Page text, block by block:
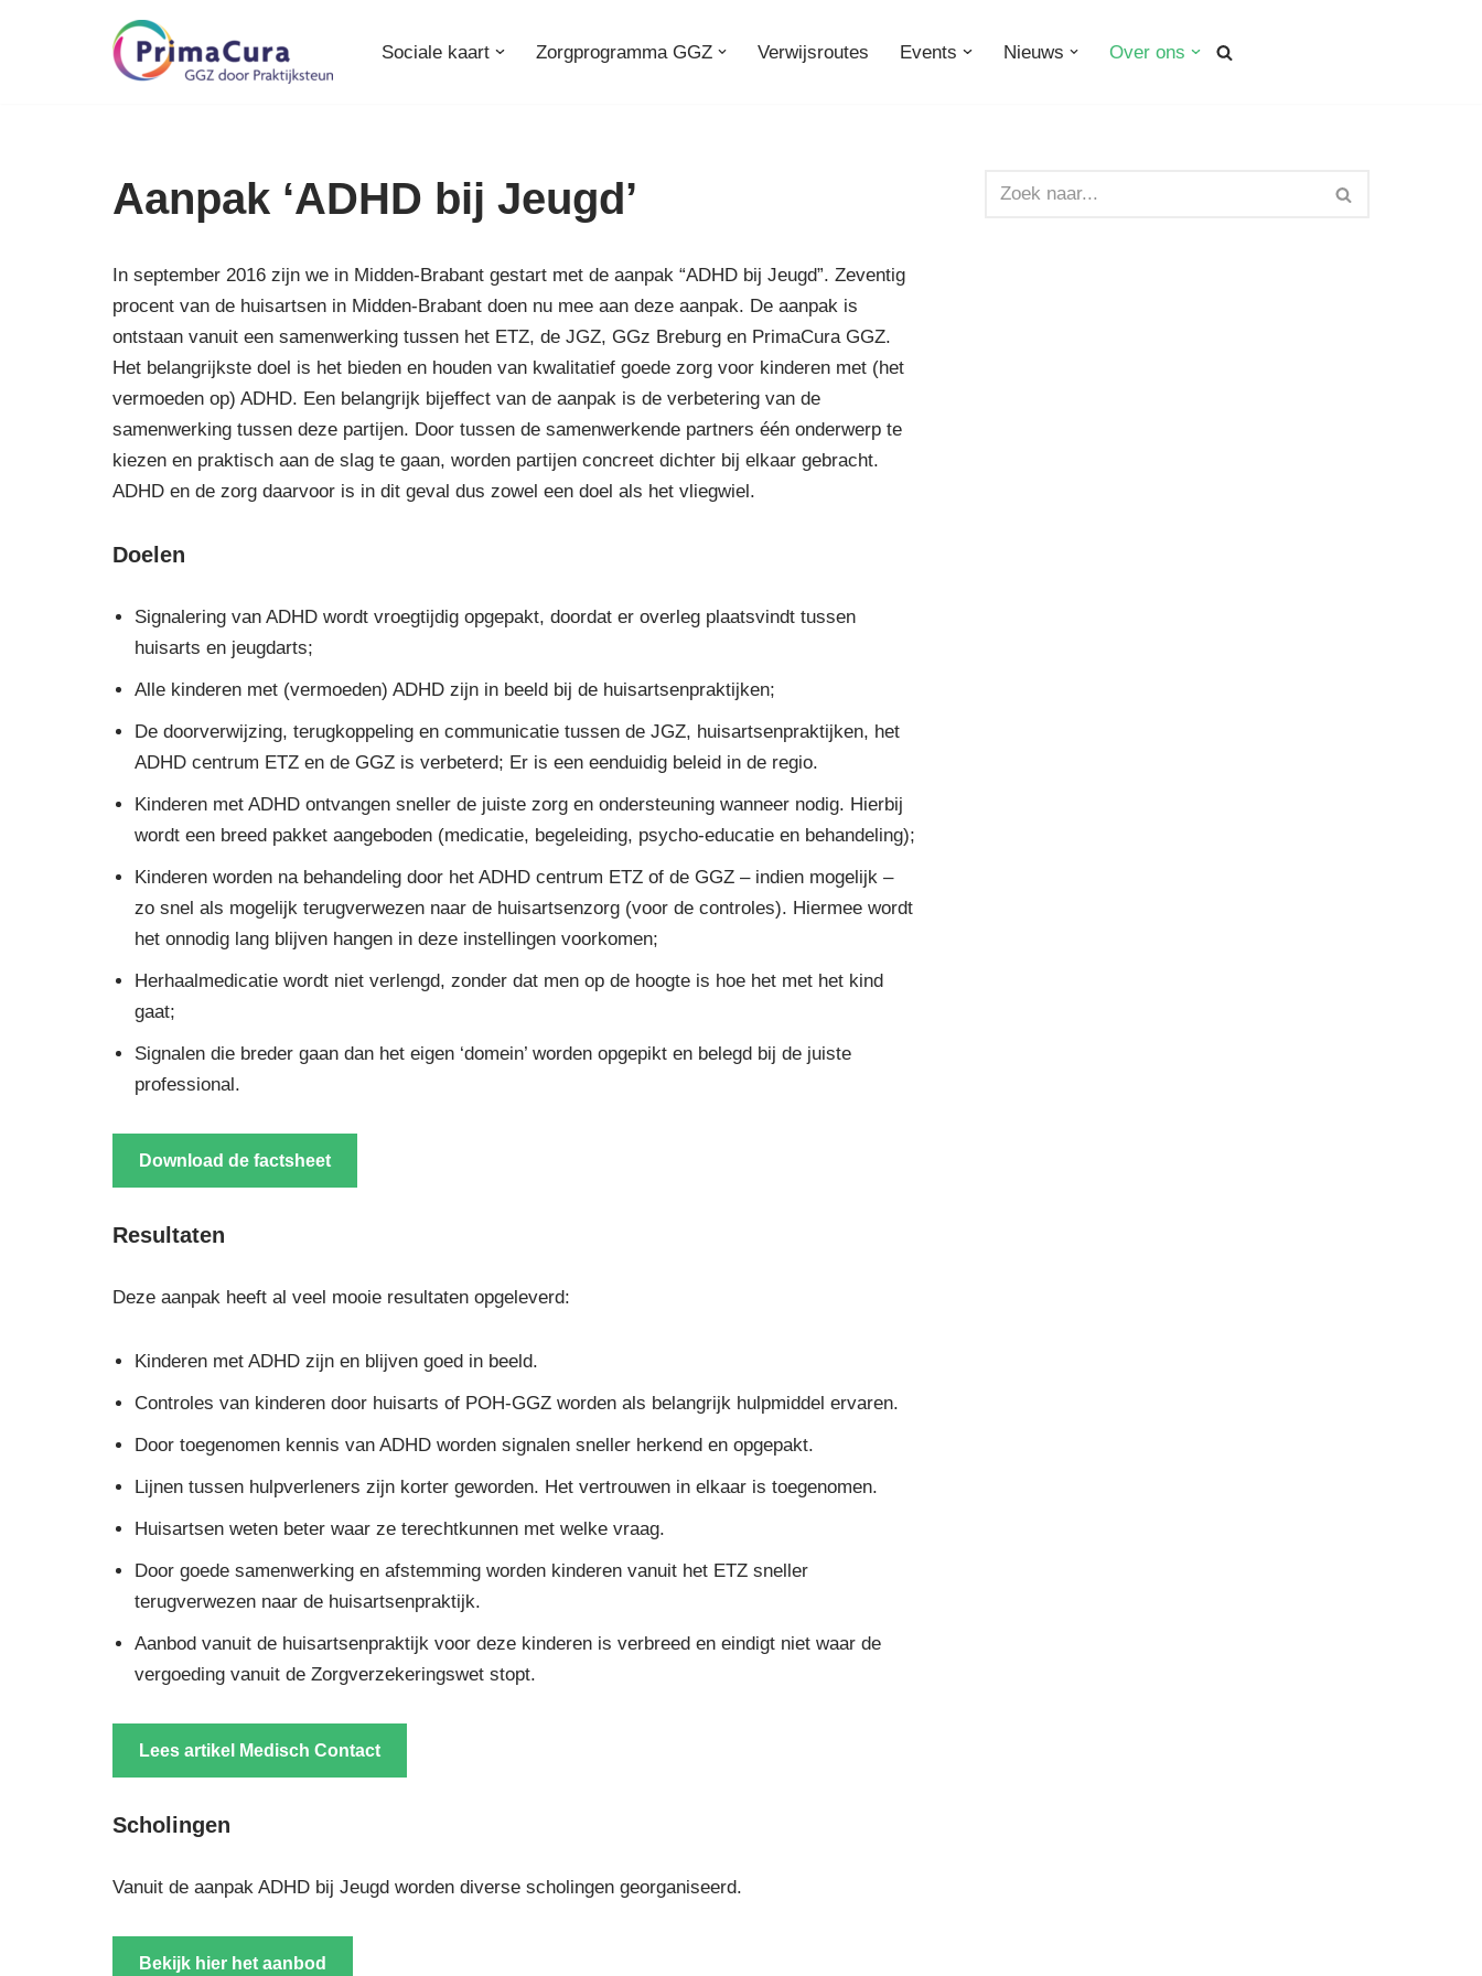
Sociale kaart Zorgprogramma GGZ Verwijsroutes Events Nieuws Over ons
Aanpak ‘ADHD bij Jeugd’
In september 2016 zijn we in Midden-Brabant gestart met de aanpak “ADHD bij Jeugd”. Zeventig
procent van de huisartsen in Midden-Brabant doen nu mee aan deze aanpak. De aanpak is
ontstaan vanuit een samenwerking tussen het ETZ, de JGZ, GGz Breburg en PrimaCura GGZ.
Het belangrijkste doel is het bieden en houden van kwalitatief goede zorg voor kinderen met (het
vermoeden op) ADHD. Een belangrijk bijeffect van de aanpak is de verbetering van de
samenwerking tussen deze partijen. Door tussen de samenwerkende partners één onderwerp te
kiezen en praktisch aan de slag te gaan, worden partijen concreet dichter bij elkaar gebracht.
ADHD en de zorg daarvoor is in dit geval dus zowel een doel als het vliegwiel.
Doelen
Signalering van ADHD wordt vroegtijdig opgepakt, doordat er overleg plaatsvindt tussen
huisarts en jeugdarts;
Alle kinderen met (vermoeden) ADHD zijn in beeld bij de huisartsenpraktijken;
De doorverwijzing, terugkoppeling en communicatie tussen de JGZ, huisartsenpraktijken, het
ADHD centrum ETZ en de GGZ is verbeterd; Er is een eenduidig beleid in de regio.
Kinderen met ADHD ontvangen sneller de juiste zorg en ondersteuning wanneer nodig. Hierbij
wordt een breed pakket aangeboden (medicatie, begeleiding, psycho-educatie en behandeling);
Kinderen worden na behandeling door het ADHD centrum ETZ of de GGZ – indien mogelijk –
zo snel als mogelijk terugverwezen naar de huisartsenzorg (voor de controles). Hiermee wordt
het onnodig lang blijven hangen in deze instellingen voorkomen;
Herhaalmedicatie wordt niet verlengd, zonder dat men op de hoogte is hoe het met het kind
gaat;
Signalen die breder gaan dan het eigen ‘domein’ worden opgepikt en belegd bij de juiste
professional.
Download de factsheet
Resultaten
Deze aanpak heeft al veel mooie resultaten opgeleverd:
Kinderen met ADHD zijn en blijven goed in beeld.
Controles van kinderen door huisarts of POH-GGZ worden als belangrijk hulpmiddel ervaren.
Door toegenomen kennis van ADHD worden signalen sneller herkend en opgepakt.
Lijnen tussen hulpverleners zijn korter geworden. Het vertrouwen in elkaar is toegenomen.
Huisartsen weten beter waar ze terechtkunnen met welke vraag.
Door goede samenwerking en afstemming worden kinderen vanuit het ETZ sneller
terugverwezen naar de huisartsenpraktijk.
Aanbod vanuit de huisartsenpraktijk voor deze kinderen is verbreed en eindigt niet waar de
vergoeding vanuit de Zorgverzekeringswet stopt.
Lees artikel Medisch Contact
Scholingen
Vanuit de aanpak ADHD bij Jeugd worden diverse scholingen georganiseerd.
Bekijk hier het aanbod